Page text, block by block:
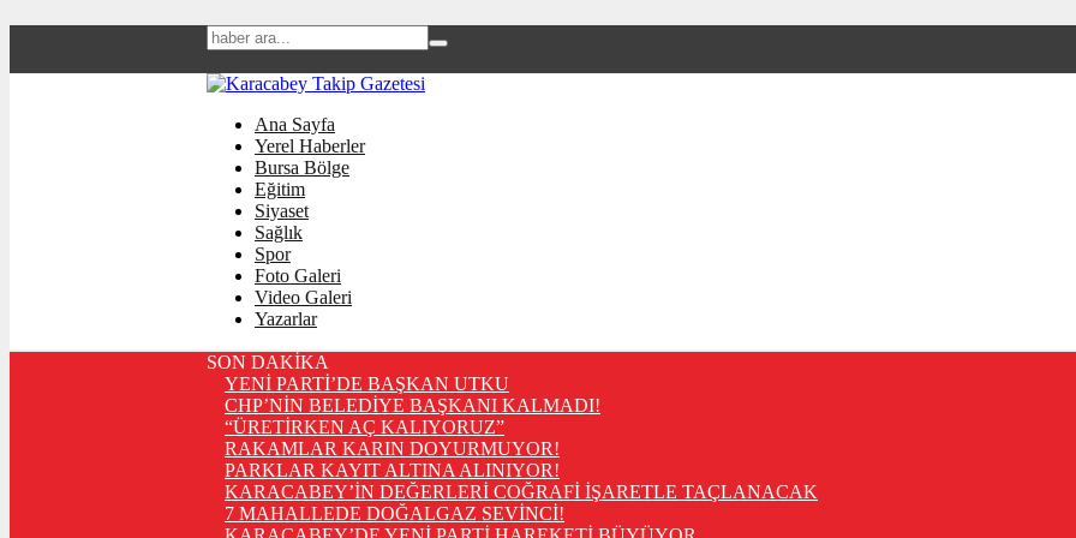
Ana Sayfa
Yerel Haberler
Bursa Bölge
Eğitim
Siyaset
Sağlık
Spor
Foto Galeri
Video Galeri
Yazarlar
SON DAKİKA
YENİ PARTİ’DE BAŞKAN UTKU
CHP’NİN BELEDİYE BAŞKANI KALMADI!
“ÜRETİRKEN AÇ KALIYORUZ”
RAKAMLAR KARIN DOYURMUYOR!
PARKLAR KAYIT ALTINA ALINIYOR!
KARACABEY’İN DEĞERLERİ COĞRAFİ İŞARETLE TAÇLANACAK
7 MAHALLEDE DOĞALGAZ SEVİNCİ!